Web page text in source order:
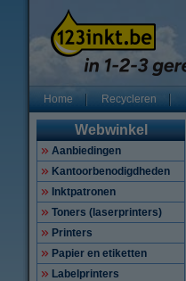
Home Recycleren
Webwinkel
Aanbiedingen
Kantoorbenodigdheden
Inktpatronen
Toners (laserprinters)
Printers
Papier en etiketten
Labelprinters